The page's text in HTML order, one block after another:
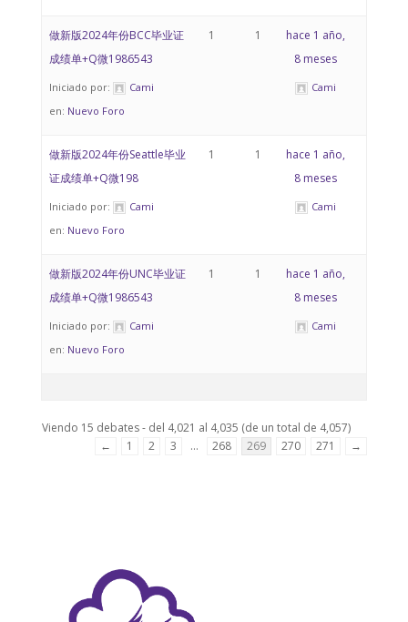
做新版2024年份BCC毕业证
成绩单+Q微1986543
Iniciado por:
Cami
en: Nuevo Foro
1 1
hace 1 año,
8 meses
Cami
做新版2024年份Seattle毕业
证成绩单+Q微198
Iniciado por:
Cami
en: Nuevo Foro
1 1
hace 1 año,
8 meses
Cami
做新版2024年份UNC毕业证
成绩单+Q微1986543
Iniciado por:
Cami
en: Nuevo Foro
1 1
hace 1 año,
8 meses
Cami
Viendo 15 debates - del 4,021 al 4,035 (de un total de 4,057)
←
1 2 3 … 268 269 270 271 →